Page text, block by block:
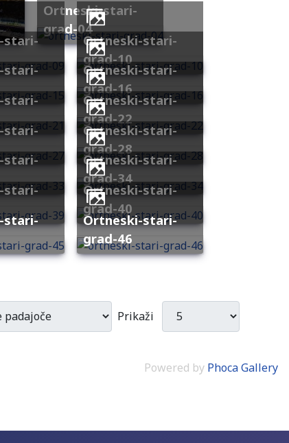
ortneski-stari-
grad-04
ortneski-stari-
grad-10
ortneski-stari-
grad-16
ortneski-stari-
grad-22
ortneski-stari-
grad-28
ortneski-stari-
grad-34
ortneski-stari-
grad-40
ortneski-stari-
grad-46
Prikaži
Powered by Phoca Gallery